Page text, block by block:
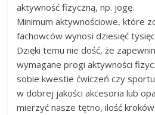
aktywność fizyczną, np. jogę.
Minimum aktywnościowe, które
fachowców wynosi dziesięć
Dzięki temu nie dość, że
wymagane progi aktywności
sobie kwestie ćwiczeń czy
w dobrej jakości akcesoria lub
mierzyć nasze tętno, ilość